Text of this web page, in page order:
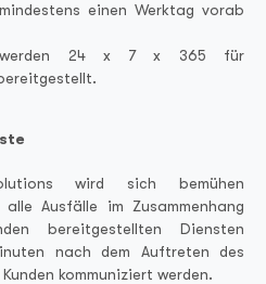
einen Werktag vorab
werden 24 x 7 x 365 für
wird sich bemühen
Ausfälle im Zusammenhang
bereitgestellten Diensten
nach dem Auftreten des
kommuniziert werden.